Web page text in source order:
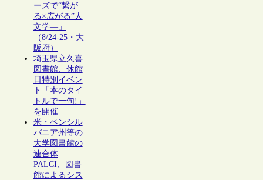
ーズで“繋が
る×広がる”人
文学―」
（8/24-25・大
阪府）
埼玉県立久喜
図書館、休館
日特別イベン
ト「本のタイ
トルで一句!」
を開催
米・ペンシル
バニア州等の
大学図書館の
連合体
PALCI、図書
館によるシス